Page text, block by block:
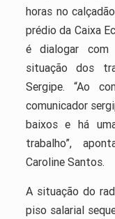
horas no
prédio da Caixa
é dialogar com
situação dos
Sergipe. “Ao
comunicador
baixos e há
trabalho”,
Caroline Santos.
A situação do
piso salarial